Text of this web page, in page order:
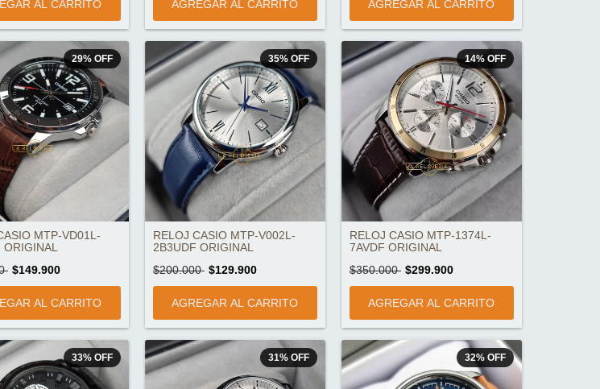
29% OFF
MTP-VD01L-
$149.900
35% OFF
RELOJ CASIO MTP-V002L-
2B3UDF ORIGINAL
$200.000 $129.900
14% OFF
RELOJ CASIO MTP-1374L-
7AVDF ORIGINAL
$350.000 $299.900
33% OFF 31% OFF 32% OFF